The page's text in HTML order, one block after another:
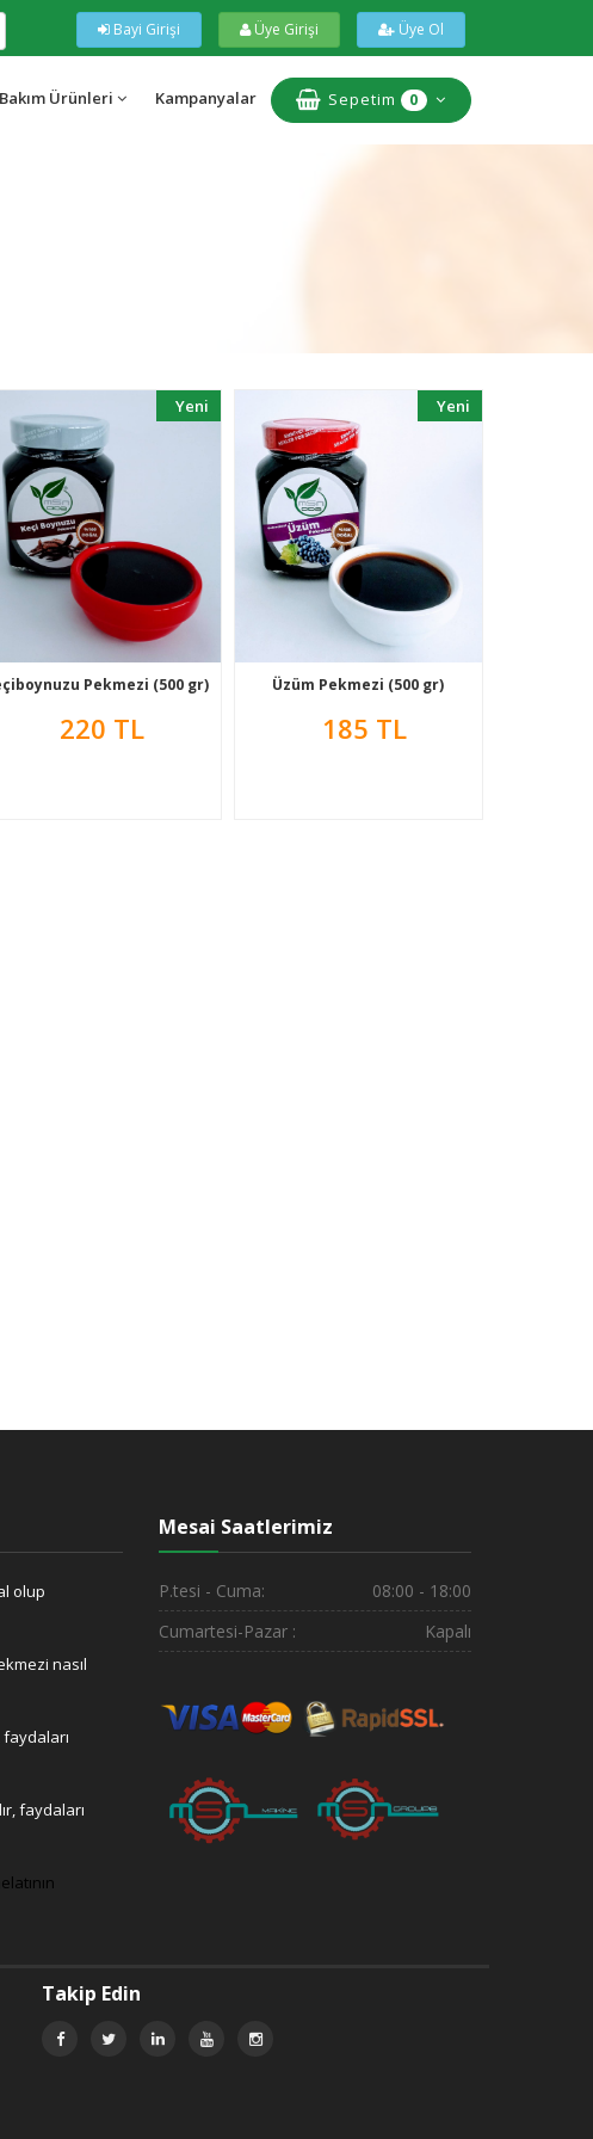
Bayi Girişi Üye Girişi Üye Ol
Ürünleri Kampanyalar Sepetim 0
Yeni
Pekmezi (500 gr)
220 TL
Yeni
Üzüm Pekmezi (500 gr)
185 TL
olup
nasıl
faydaları
faydaları
Mesai Saatlerimiz
P.tesi - Cuma:
08:00 - 18:00
Cumartesi-Pazar :
Kapalı
Takip Edin